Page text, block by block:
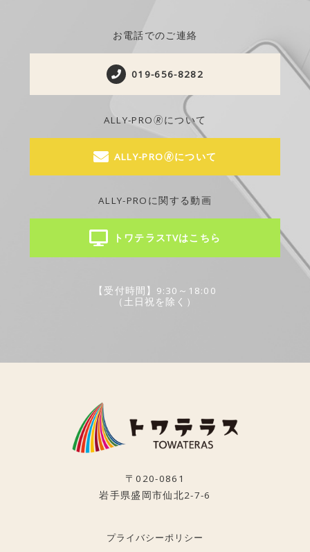
お電話でのご連絡
019-656-8282
ALLY-PRO🄬について
ALLY-PRO🄬について
ALLY-PROに関する動画
トワテラスTVはこちら
【受付時間】9:30～18:00
（土日祝を除く）
〒020-0861
岩手県盛岡市仙北2-7-6
プライバシーポリシー